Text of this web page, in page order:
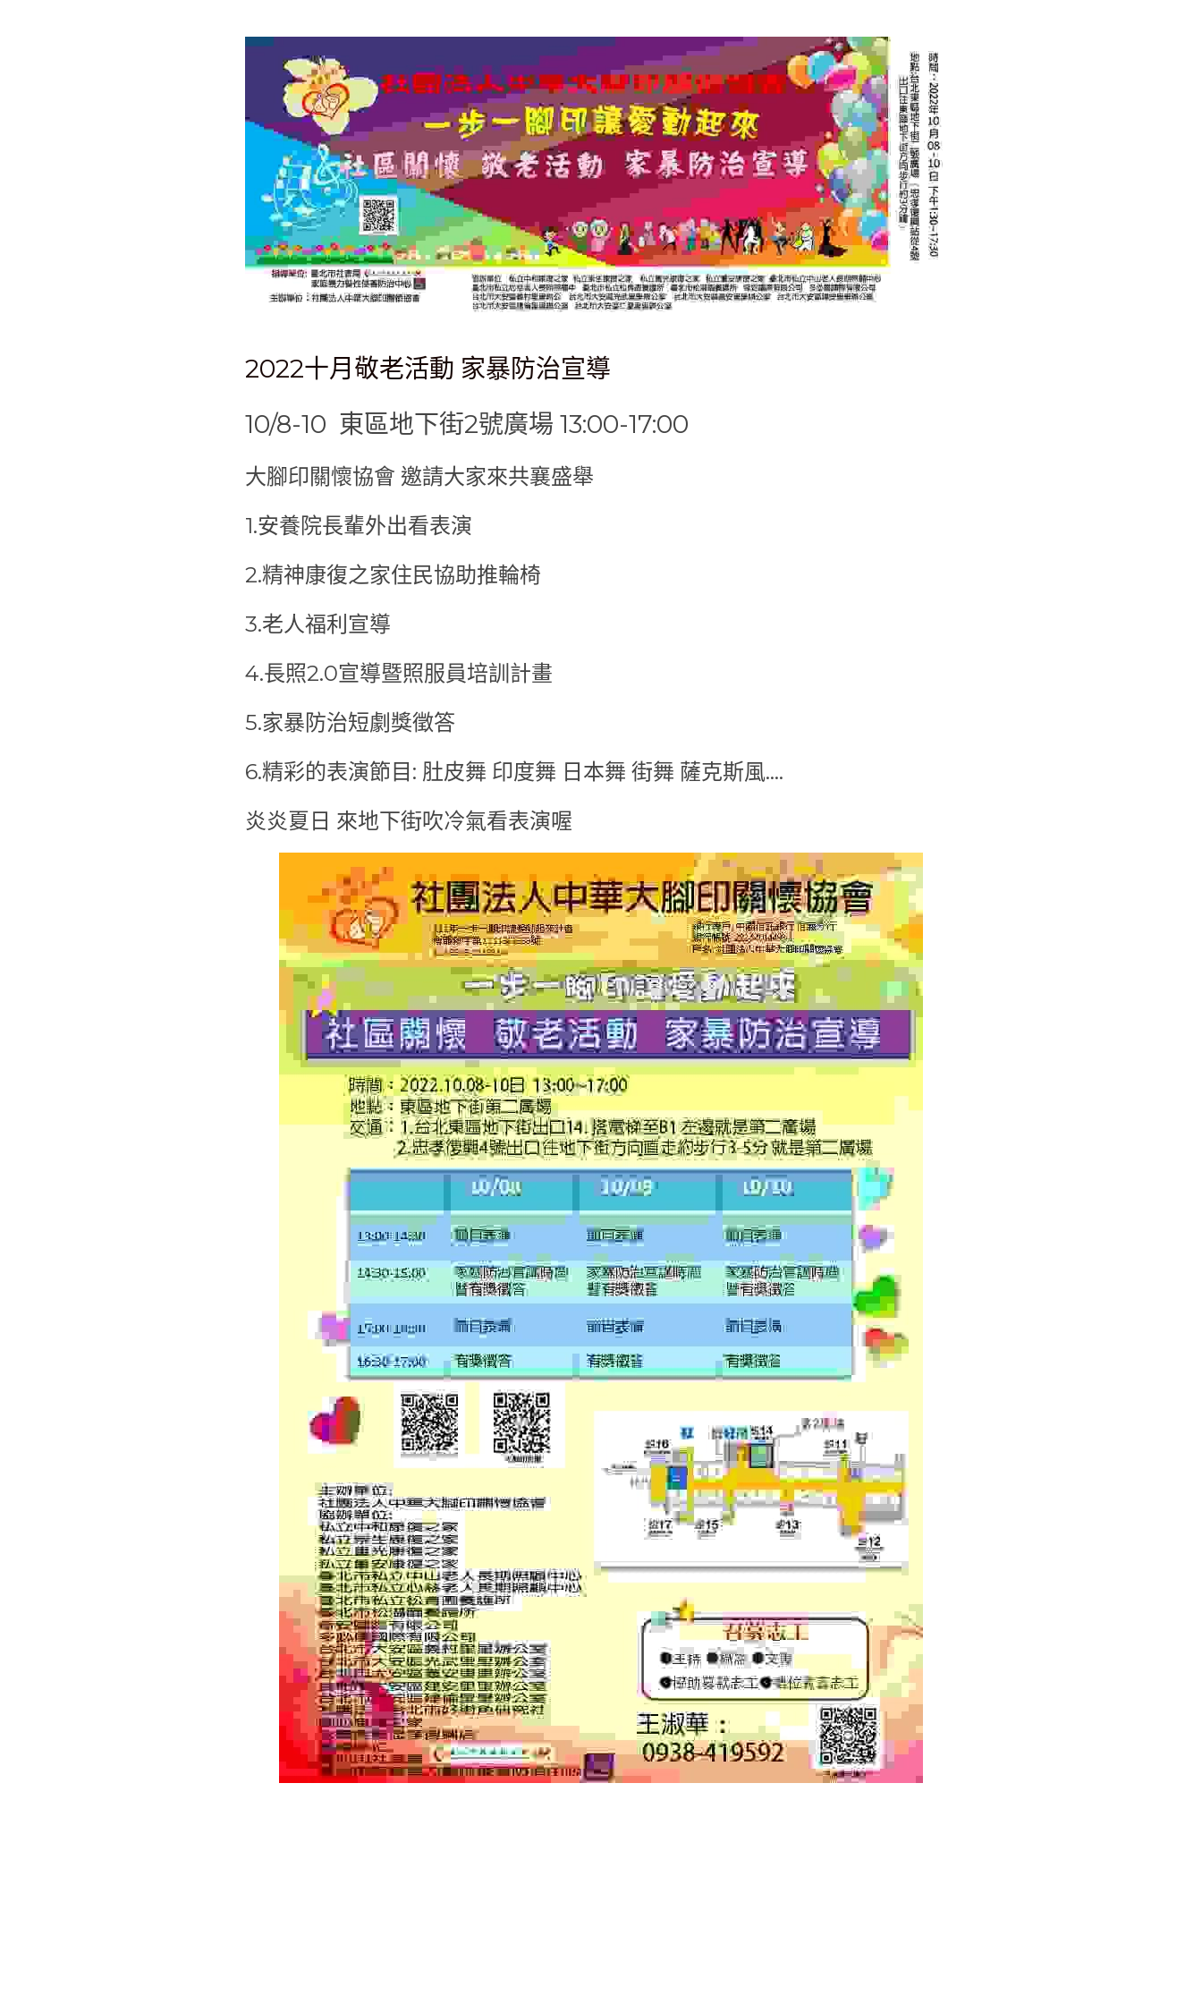
2022十月敬老活動 家暴防治宣導
10/8-10  東區地下街2號廣場 13:00-17:00
大腳印關懷協會 邀請大家來共襄盛舉
1.安養院長輩外出看表演
2.精神康復之家住民協助推輪椅
3.老人福利宣導
4.長照2.0宣導暨照服員培訓計畫
5.家暴防治短劇獎徵答
6.精彩的表演節目: 肚皮舞 印度舞 日本舞 街舞 薩克斯風....
炎炎夏日 來地下街吹冷氣看表演喔